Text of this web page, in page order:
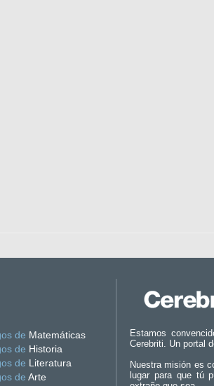
de Matemáticas
de Historia
de Literatura
de Arte
Estamos
Cerebriti. Un portal
Nuestra misión es
lugar para que tú